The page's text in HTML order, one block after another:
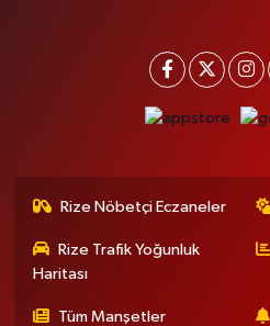
Rize Nöbetçi Eczaneler
Rize Trafik Yoğunluk
Haritası
Tüm Manşetler